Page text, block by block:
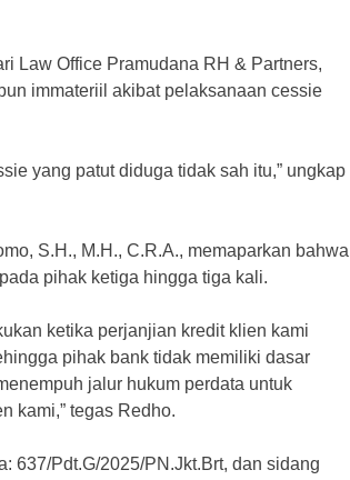
Law Office Pramudana RH & Partners,
immateriil akibat pelaksanaan cessie
yang patut diduga tidak sah itu,” ungkap
S.H., M.H., C.R.A., memaparkan bahwa
pihak ketiga hingga tiga kali.
ketika perjanjian kredit klien kami
pihak bank tidak memiliki dasar
jalur hukum perdata untuk
kami,” tegas Redho.
637/Pdt.G/2025/PN.Jkt.Brt, dan sidang